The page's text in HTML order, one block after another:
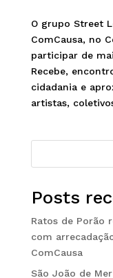
O grupo Street
ComCausa, no
participar de
Recebe,
cidadania e
artistas,
Posts
Ratos de Porão
com
ComCausa
São João de